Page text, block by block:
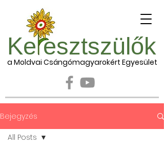
Ke esztszülők
a Moldvai Csángómagyarokért Egyesület
Bejegyzés
All Posts